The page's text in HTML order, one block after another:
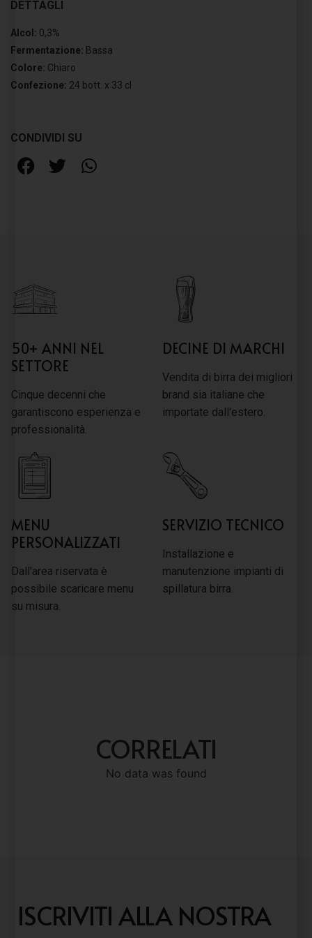
DETTAGLI
Alcol: 0,3%
Fermentazione: Bassa
Colore: Chiaro
Confezione: 24 bott. x 33 cl
CONDIVIDI SU
50+ ANNI NEL
SETTORE
Cinque decenni che
garantiscono esperienza e
professionalità.
DECINE DI MARCHI
Vendita di birra dei migliori
brand sia italiane che
importate dall'estero.
MENU
PERSONALIZZATI
Dall'area riservata è
possibile scaricare menu
su misura.
SERVIZIO TECNICO
Installazione e
manutenzione impianti di
spillatura birra.
CORRELATI
No data was found
ISCRIVITI ALLA NOSTRA